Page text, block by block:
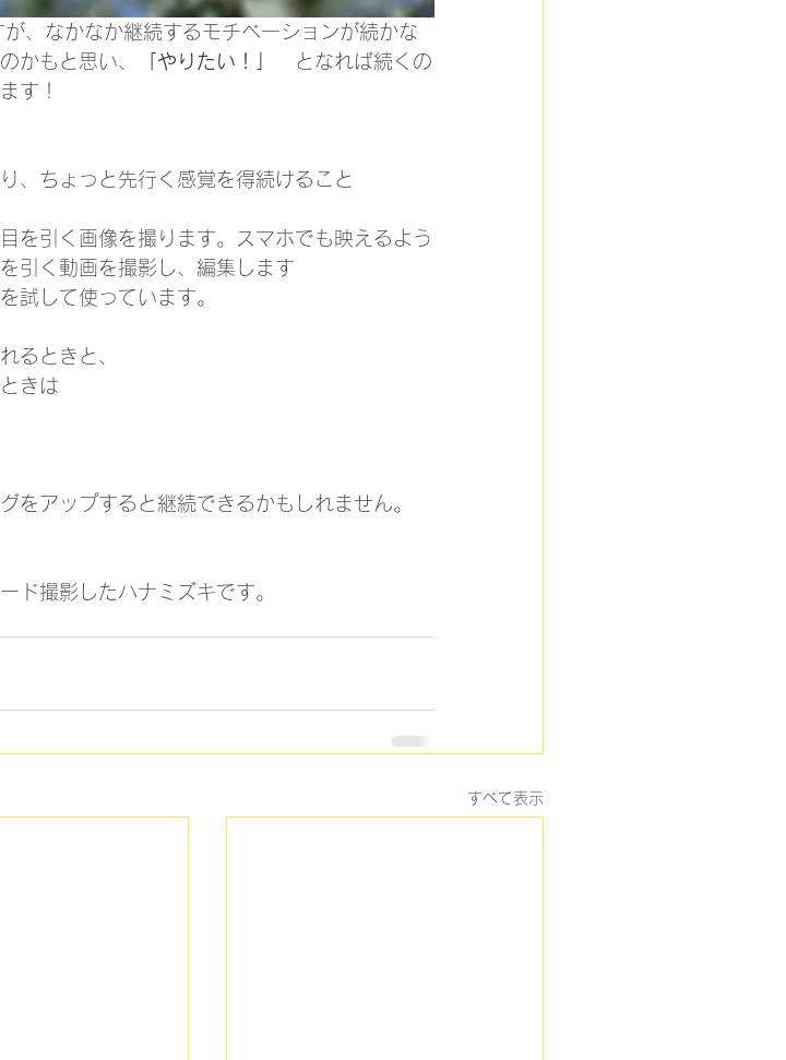
、なかなか継続するモチベーションが続かな
かもと思い、 「やりたい！」
となれば続くの
す！
、ちょっと先行く感覚を得続けること
を引く画像を撮ります。スマホでも映えるよう
引く動画を撮影し、編集します
試して使っています。
るときと、
きは
をアップすると継続できるかもしれません。
ド撮影したハナミズキです。
すべて表示